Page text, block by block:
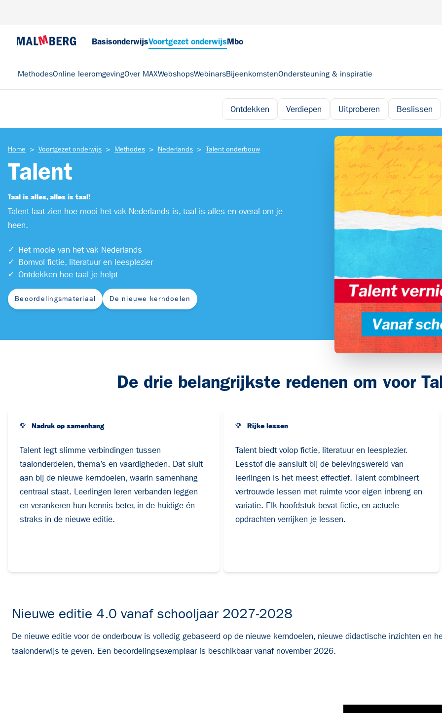
BasisonderwijsVoortgezet onderwijsMbo
MethodesOnline leeromgevingOver MAXWebshopsWebinarsBijeenkomstenOndersteuning & inspiratie
Ontdekken Verdiepen Uitproberen Beslissen
Home > Voortgezet onderwijs > Methodes > Nederlands > Talent onderbouw
Talent
Taal is alles, alles is taal!
Talent laat zien hoe mooi het vak Nederlands is, taal is alles en overal om je
heen.
✓ Het mooie van het vak Nederlands
✓ Bomvol fictie, literatuur en leesplezier
✓ Ontdekken hoe taal je helpt
Beoordelingsmateriaal De nieuwe kerndoelen
De drie belangrijkste redenen om voor
Nadruk op samenhang
Talent legt slimme verbindingen tussen
taalonderdelen, thema’s en vaardigheden. Dat sluit
aan bij de nieuwe kerndoelen, waarin samenhang
centraal staat. Leerlingen leren verbanden leggen
en verankeren hun kennis beter, in de huidige én
straks in de nieuwe editie.
Rijke lessen
Talent biedt volop fictie, literatuur en leesplezier.
Lesstof die aansluit bij de belevingswereld van
leerlingen is het meest effectief. Talent combineert
vertrouwde lessen met ruimte voor eigen inbreng en
variatie. Elk hoofdstuk bevat fictie, en actuele
opdrachten verrijken je lessen.
Nieuwe editie 4.0 vanaf schooljaar 2027-2028
De nieuwe editie voor de onderbouw is volledig gebaseerd op de nieuwe kerndoelen, nieuwe didactische inzichten en
taalonderwijs te geven. Een beoordelingsexemplaar is beschikbaar vanaf november 2026.